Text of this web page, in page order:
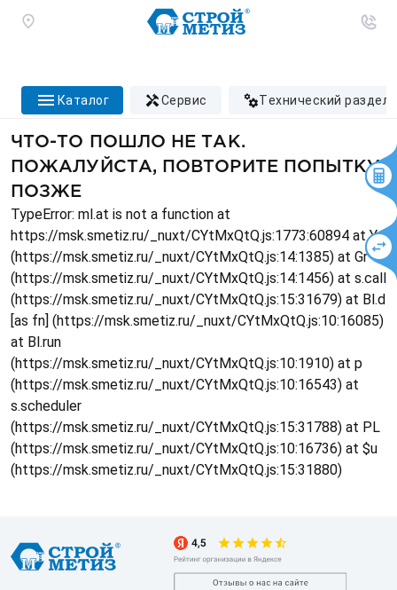
каталог сервис технический раздел
ЧТО-ТО ПОШЛО НЕ ТАК.
ПОЖАЛУЙСТА, ПОВТОРИТЕ ПОПЫТКУ
ПОЗЖЕ
TypeError: ml.at is not a function at
https://msk.smetiz.ru/_nuxt/CYtMxQtQ.js:1773:60894 at Ys
(https://msk.smetiz.ru/_nuxt/CYtMxQtQ.js:14:1385) at Gr
(https://msk.smetiz.ru/_nuxt/CYtMxQtQ.js:14:1456) at s.call
(https://msk.smetiz.ru/_nuxt/CYtMxQtQ.js:15:31679) at Bl.d
[as fn] (https://msk.smetiz.ru/_nuxt/CYtMxQtQ.js:10:16085)
at Bl.run
(https://msk.smetiz.ru/_nuxt/CYtMxQtQ.js:10:1910) at p
(https://msk.smetiz.ru/_nuxt/CYtMxQtQ.js:10:16543) at
s.scheduler
(https://msk.smetiz.ru/_nuxt/CYtMxQtQ.js:15:31788) at PL
(https://msk.smetiz.ru/_nuxt/CYtMxQtQ.js:10:16736) at $u
(https://msk.smetiz.ru/_nuxt/CYtMxQtQ.js:15:31880)